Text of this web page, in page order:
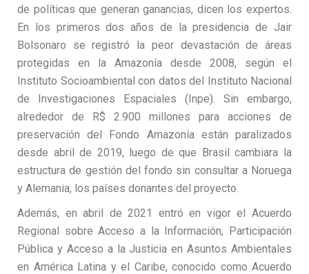
de políticas que generan ganancias, dicen los expertos.
En los primeros dos años de la presidencia de Jair
Bolsonaro se registró la peor devastación de áreas
protegidas en la Amazonía desde 2008, según el
Instituto Socioambiental con datos del Instituto Nacional
de Investigaciones Espaciales (Inpe). Sin embargo,
alrededor de R$ 2.900 millones para acciones de
preservación del Fondo Amazonía están paralizados
desde abril de 2019, luego de que Brasil cambiara la
estructura de gestión del fondo sin consultar a Noruega
y Alemania, los países donantes del proyecto.
Además, en abril de 2021 entró en vigor el Acuerdo
Regional sobre Acceso a la Información, Participación
Pública y Acceso a la Justicia en Asuntos Ambientales
en América Latina y el Caribe, conocido como Acuerdo